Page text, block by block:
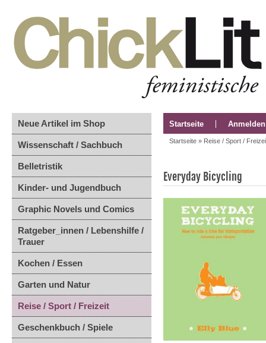
Neue Artikel im Shop
Wissenschaft / Sachbuch
Belletristik
Kinder- und Jugendbuch
Graphic Novels und Comics
Ratgeber_innen / Lebenshilfe /
Trauer
Kochen / Essen
Garten und Natur
Reise / Sport / Freizeit
Geschenkbuch / Spiele
Startseite Anmelden
Startseite » Reise / Sport /
Everyday Bicycling